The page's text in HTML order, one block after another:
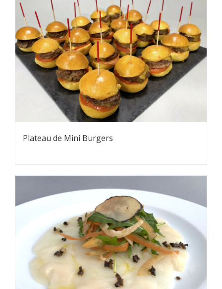
Plateau de Mini Burgers